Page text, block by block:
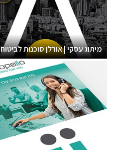
מיתוג עסקי | אורלן סוכנות לביטוח